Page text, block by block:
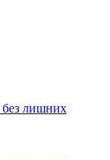
лишних